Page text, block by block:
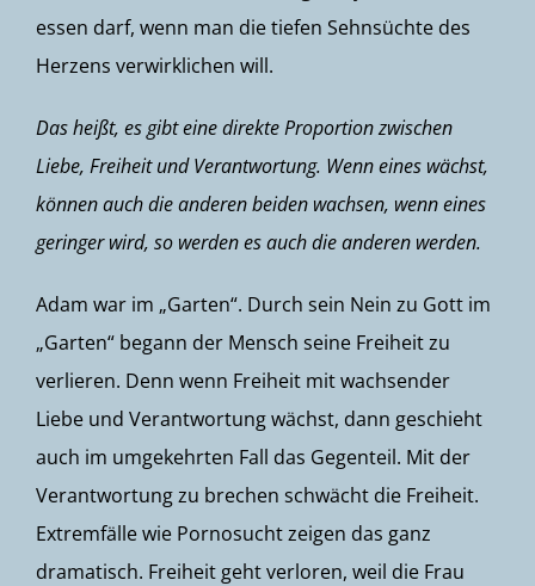
essen darf, wenn man die tiefen Sehnsüchte des
Herzens verwirklichen will.
Das heißt, es gibt eine direkte Proportion zwischen
Liebe, Freiheit und Verantwortung. Wenn eines wächst,
können auch die anderen beiden wachsen, wenn eines
geringer wird, so werden es auch die anderen werden.
Adam war im „Garten“. Durch sein Nein zu Gott im
„Garten“ begann der Mensch seine Freiheit zu
verlieren. Denn wenn Freiheit mit wachsender
Liebe und Verantwortung wächst, dann geschieht
auch im umgekehrten Fall das Gegenteil. Mit der
Verantwortung zu brechen schwächt die Freiheit.
Extremfälle wie Pornosucht zeigen das ganz
dramatisch. Freiheit geht verloren, weil die Frau